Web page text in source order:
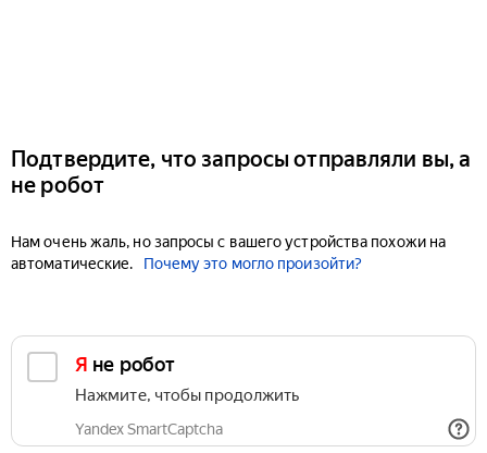
Подтвердите, что запросы отправляли вы, а
не робот
Нам очень жаль, но запросы с вашего устройства похожи на
автоматические.
Почему это могло произойти?
Я не робот
Нажмите, чтобы продолжить
Yandex SmartCaptcha